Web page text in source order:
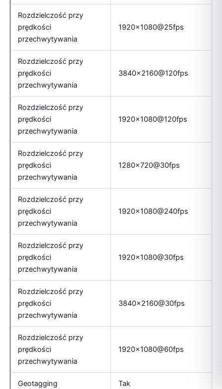
Rozdzielczość przy
prędkości
przechwytywania
1920×1080@25fps
Rozdzielczość przy
prędkości
przechwytywania
3840×2160@120fps
Rozdzielczość przy
prędkości
przechwytywania
1920×1080@120fps
Rozdzielczość przy
prędkości
przechwytywania
1280×720@30fps
Rozdzielczość przy
prędkości
przechwytywania
1920×1080@240fps
Rozdzielczość przy
prędkości
przechwytywania
1920×1080@30fps
Rozdzielczość przy
prędkości
przechwytywania
3840×2160@30fps
Rozdzielczość przy
prędkości
przechwytywania
1920×1080@60fps
Geotagging Tak